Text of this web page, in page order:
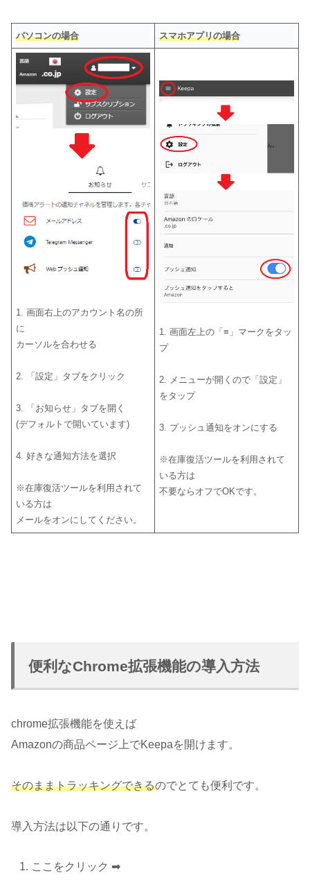
パソコンの場合 スマホアプリの場合
1. 画面右上のアカウント名の所
に
カーソルを合わせる
2. 「設定」タブをクリック
3. 「お知らせ」タブを開く
(デフォルトで開いています)
4. 好きな通知方法を選択
※在庫復活ツールを利用されて
いる方は
メールをオンにしてください。
1. 画面左上の「≡」マークをタッ
プ
2. メニューが開くので「設定」
をタップ
3. プッシュ通知をオンにする
※在庫復活ツールを利用されて
いる方は
不要ならオフでOKです。
便利なChrome拡張機能の導入方法
chrome拡張機能を使えば
Amazonの商品ページ上でKeepaを開けます。
そのままトラッキングできるのでとても便利です。
導入方法は以下の通りです。
ここをクリック ➡